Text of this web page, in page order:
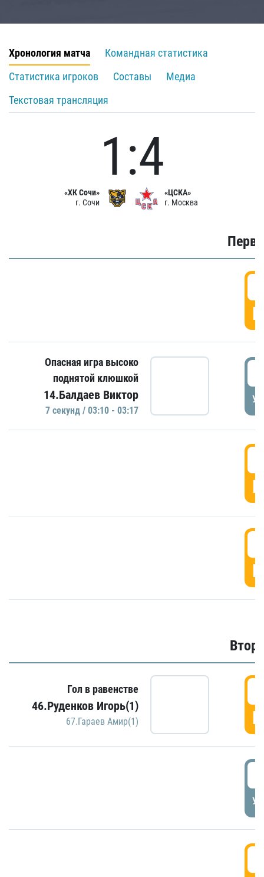
Хронология матча
Командная статистика
Статистика игроков
Составы
Медиа
Текстовая трансляция
«ХК Сочи»
г. Сочи
1:4
«ЦСКА»
г. Москва
Опасная игра высоко
поднятой клюшкой
14.Балдаев Виктор
7 секунд / 03:10 - 03:17
Гол в равенстве
46.Руденков Игорь(1)
67.Гараев Амир(1)